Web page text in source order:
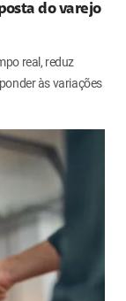
do varejo
real, reduz
às variações